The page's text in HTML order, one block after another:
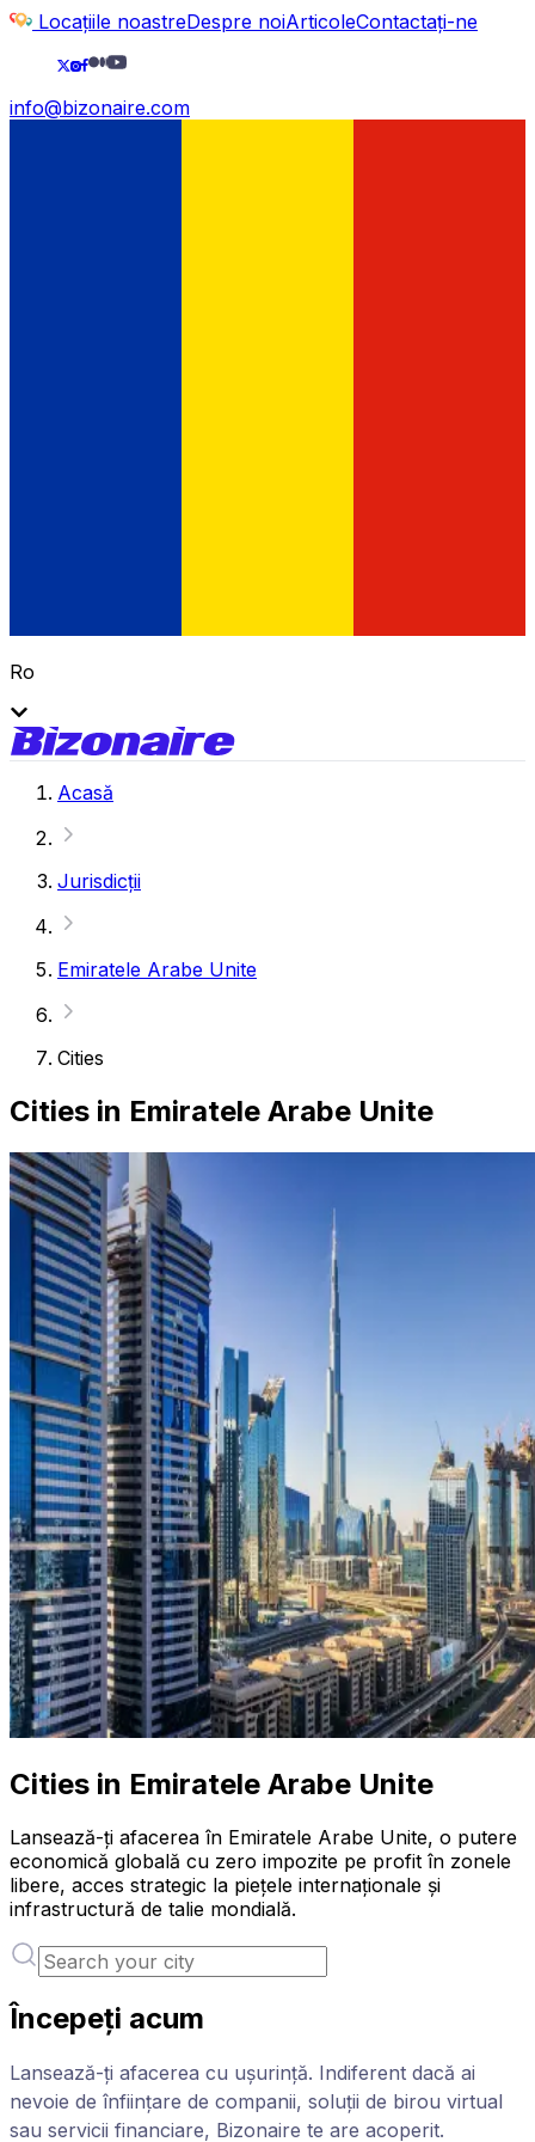
Locațiile noastreDespre noiArticoleContactați-ne
info@bizonaire.com
Ro
Acasă
Jurisdicții
Emiratele Arabe Unite
Cities
Cities in Emiratele Arabe Unite
Cities in Emiratele Arabe Unite
Lansează-ți afacerea în Emiratele Arabe Unite, o putere
economică globală cu zero impozite pe profit în zonele
libere, acces strategic la piețele internaționale și
infrastructură de talie mondială.
Începeți acum
Lansează-ți afacerea cu ușurință. Indiferent dacă ai
nevoie de înființare de companii, soluții de birou virtual
sau servicii financiare, Bizonaire te are acoperit.